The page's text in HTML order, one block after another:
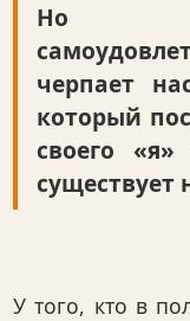
Но
черпает
который
своего
существует
У того, кто в